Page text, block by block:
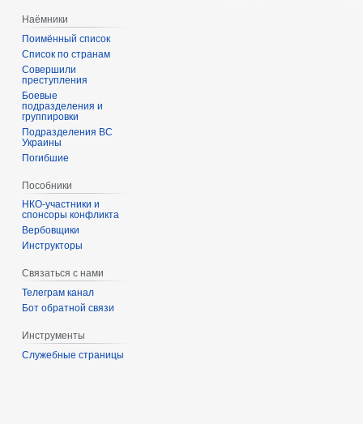
Наёмники
Поимённый список
Список по странам
Совершили
преступления
Боевые
подразделения и
группировки
Подразделения ВС
Украины
Погибшие
Пособники
спонсоры конфликта
‏‎Вербовщики
Инструкторы
Связаться с нами
Телеграм канал
Бот обратной связи
Инструменты
Служебные страницы